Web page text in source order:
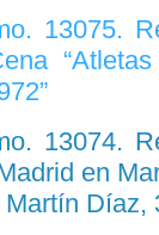
13075.
13074.
en
Díaz,